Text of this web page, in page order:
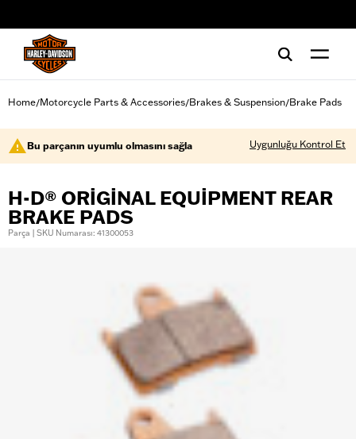
Home/Motorcycle Parts & Accessories/Brakes & Suspension/Brake Pads
Bu parçanın uyumlu olmasını sağla Uygunluğu Kontrol Et
H-D® ORIGINAL EQUIPMENT REAR
BRAKE PADS
Parça | SKU Numarası: 41300053